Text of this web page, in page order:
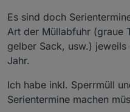
Es sind doch
Art der Müllabfuhr (graue
gelber Sack, usw.)
Jahr.
Ich habe inkl. Sperrmüll
Serientermine machen